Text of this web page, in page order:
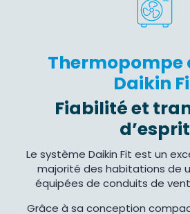
Thermopompe
Daikin
Fiabilité et
d’esprit
Le système Daikin Fit est un
majorité des habitations de
équipées de conduits de
Grâce à sa conception